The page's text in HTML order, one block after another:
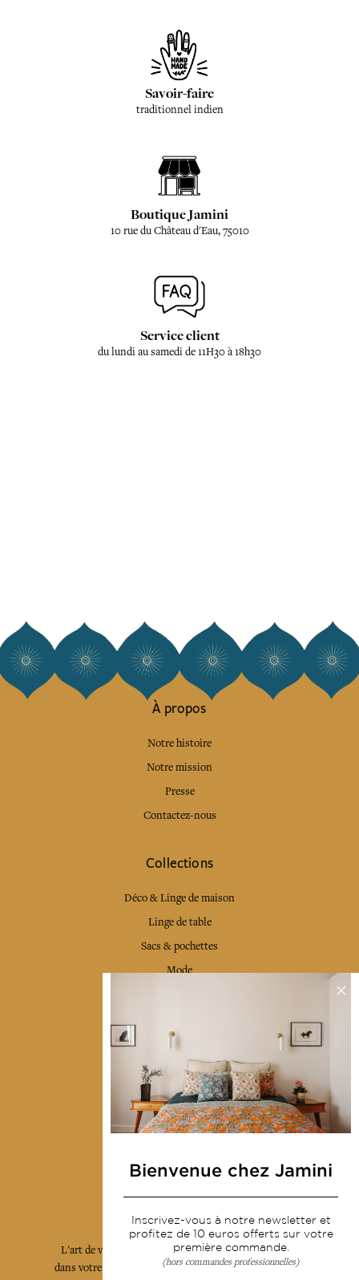
Savoir-faire
traditionnel indien
Boutique Jamini
10 rue du Château d'Eau, 75010
Service client
du lundi au samedi de 11H30 à 18h30
À propos
Notre histoire
Notre mission
Presse
Contactez-nous
Collections
Déco & Linge de maison
Linge de table
Sacs & pochettes
Mode
Livraison & retour
CGV
Devenir revendeur
Notre communauté
L'art de vivre JAMINI raconté avec poésie et élégance
dans votre boîte mail. Inscrivez vous à notre newsletter
Bienvenue chez Jamini
Inscrivez-vous à notre newsletter et
profitez de 10 euros offerts sur votre
première commande.
(hors commandes professionnelles)